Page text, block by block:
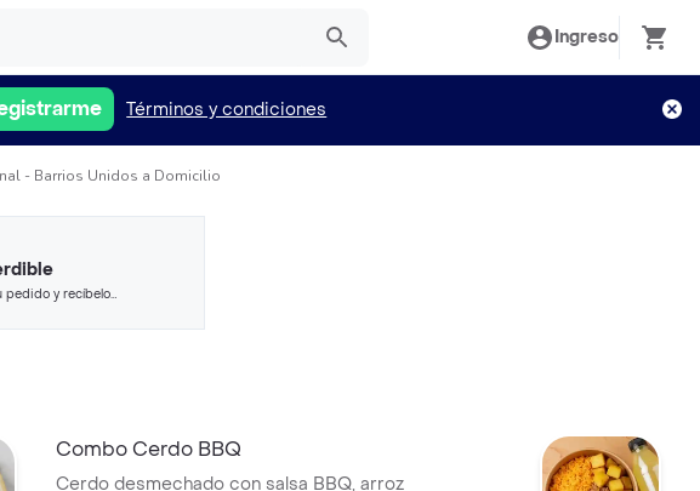
Ingreso
Términos y condiciones
- Barrios Unidos a Domicilio
pedido y recíbelo
Combo Cerdo BBQ
Cerdo desmechado con salsa BBQ, arroz